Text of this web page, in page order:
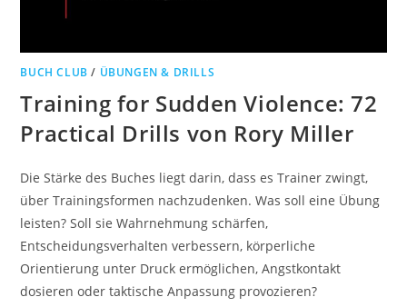
BUCH CLUB / ÜBUNGEN & DRILLS
Training for Sudden Violence: 72
Practical Drills von Rory Miller
Die Stärke des Buches liegt darin, dass es Trainer zwingt,
über Trainingsformen nachzudenken. Was soll eine Übung
leisten? Soll sie Wahrnehmung schärfen,
Entscheidungsverhalten verbessern, körperliche
Orientierung unter Druck ermöglichen, Angstkontakt
dosieren oder taktische Anpassung provozieren?